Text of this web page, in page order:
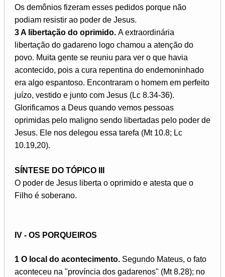
Os demônios fizeram esses pedidos porque não
podiam resistir ao poder de Jesus.
3 A libertação do oprimido. A extraordinária
libertação do gadareno logo chamou a atenção do
povo. Muita gente se reuniu para ver o que havia
acontecido, pois a cura repentina do endemoninhado
era algo espantoso. Encontraram o homem em perfeito
juízo, vestido e junto com Jesus (Lc 8.34-36).
Glorificamos a Deus quando vemos pessoas
oprimidas pelo maligno sendo libertadas pelo poder de
Jesus. Ele nos delegou essa tarefa (Mt 10.8; Lc
10.19,20).
SÍNTESE DO TÓPICO III
O poder de Jesus liberta o oprimido e atesta que o
Filho é soberano.
IV - OS PORQUEIROS
1 O local do acontecimento. Segundo Mateus, o fato
aconteceu na "província dos gadarenos" (Mt 8.28); no